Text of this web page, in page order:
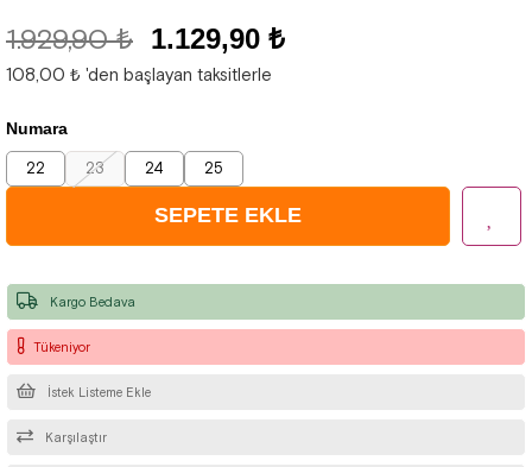
1.929,90 ₺ 1.129,90 ₺
108,00 ₺ 'den başlayan taksitlerle
Numara
22 23 24 25
Tükeniyor
İstek Listeme Ekle
Karşılaştır
Kargo Bedava